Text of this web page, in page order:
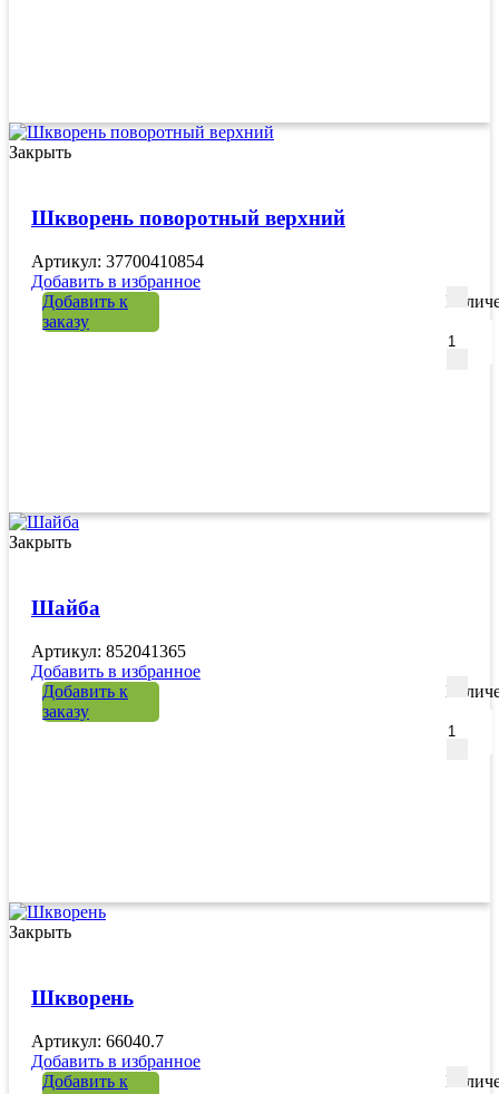
Закрыть
Шкворень поворотный верхний
Артикул: 37700410854
Добавить в избранное
Добавить к
заказу
Закрыть
Шайба
Артикул: 852041365
Добавить в избранное
Добавить к
заказу
Закрыть
Шкворень
Артикул: 66040.7
Добавить в избранное
Добавить к